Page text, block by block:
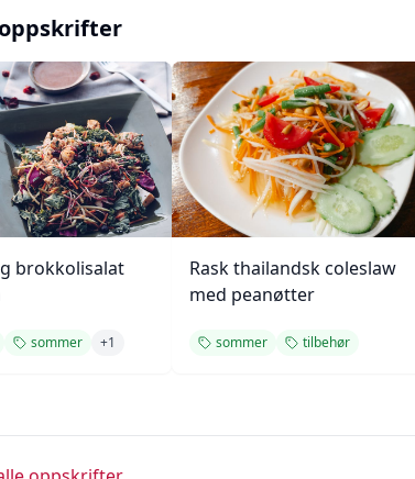
brokkolisalat
sommer +1
Rask thailandsk coleslaw
med peanøtter
sommer tilbehør